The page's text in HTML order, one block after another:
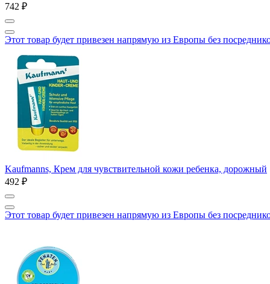
742 ₽
Этот товар будет привезен напрямую из Европы без
Kaufmanns, Крем для чувствительной кожи ребенка, дорожный
492 ₽
Этот товар будет привезен напрямую из Европы без